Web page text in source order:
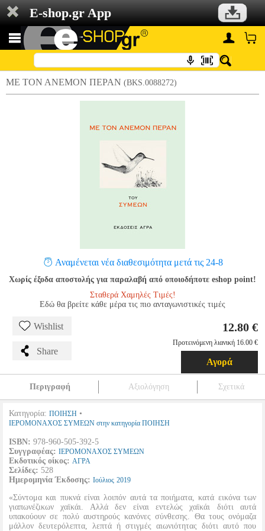
E-shop.gr App
ΜΕ ΤΟΝ ΑΝΕΜΟΝ ΠΕΡΑΝ (BKS.0088272)
Αναμένεται νέα διαθεσιμότητα μετά τις 24-8
Χωρίς έξοδα αποστολής για παραλαβή από οποιοδήποτε eshop point!
Σταθερά Χαμηλές Τιμές!
Εδώ θα βρείτε κάθε μέρα τις πιο ανταγωνιστικές τιμές
Wishlist
Share
12.80 €
Προτεινόμενη λιανική 16.00 €
Αγορά
Περιγραφή Αξιολόγηση Σχετικά
Κατηγορία: ΠΟΙΗΣΗ •
ΙΕΡΟΜΟΝΑΧΟΣ ΣΥΜΕΩΝ στην κατηγορία ΠΟΙΗΣΗ
ISBN: 978-960-505-392-5
Συγγραφέας: ΙΕΡΟΜΟΝΑΧΟΣ ΣΥΜΕΩΝ
Εκδοτικός οίκος: ΑΓΡΑ
Σελίδες: 528
Ημερομηνία Έκδοσης: Ιούλιος 2019
«Σύντομα και πυκνά είναι λοιπόν αυτά τα ποιήματα, κατά εικόνα των
γιαπωνέζικων χαϊκάι. Αλλά δεν είναι εντελώς χαϊκάι διότι αυτά
υπακούουν σε πολύ αυστηρούς κανόνες σύνθεσης. Θα τους ονόμαζα
μάλλον δευτερόλεπτα, λεπτά ή στιγμές αιωνιότητας διότι αυτό που